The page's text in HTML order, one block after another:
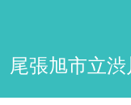
尾張旭市立